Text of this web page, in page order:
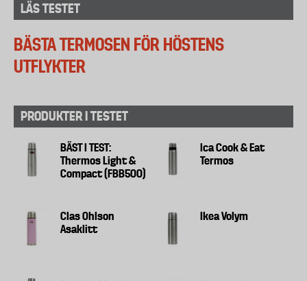
LÄS TESTET
BÄSTA TERMOSEN FÖR HÖSTENS
UTFLYKTER
PRODUKTER I TESTET
BÄST I TEST:
Thermos Light &
Compact (FBB500)
Ica Cook & Eat
Termos
Clas Ohlson
Asaklitt
Ikea Volym